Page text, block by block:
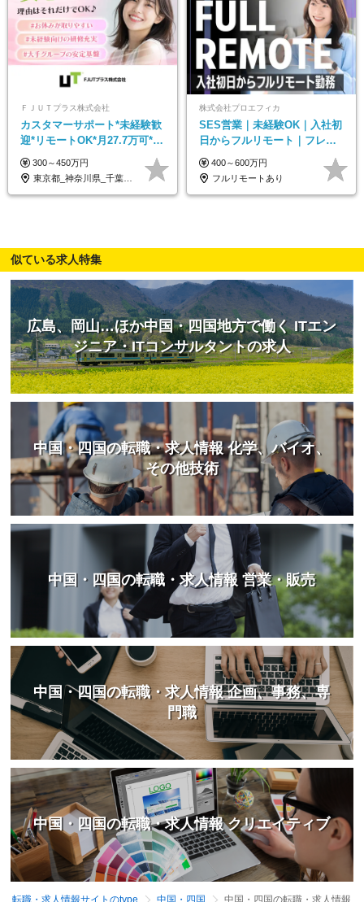
ＦＪＵＴプラス株式会社
カスタマーサポート*未経験歓
迎*リモートOK*月27.7万可*賞
与年2回*転勤なし*連休
OK/ZE010232
300～450万円
東京都_神奈川県_千葉県_大阪府_愛知県…
株式会社プロエフィカ
SES営業｜未経験OK｜入社初
日からフルリモート｜フレッ
クス可｜残業月平均10h以下｜
事業立ち上げメンバー
400～600万円
フルリモートあり
似ている求人特集
広島、岡山…ほか中国・四国地方で働く ITエン
ジニア・ITコンサルタントの求人
中国・四国の転職・求人情報 化学、バイオ、
その他技術
中国・四国の転職・求人情報 営業・販売
中国・四国の転職・求人情報 企画、事務、専
門職
中国・四国の転職・求人情報 クリエイティブ
転職・求人情報サイトのtype 中国・四国 中国・四国の転職・求人情報